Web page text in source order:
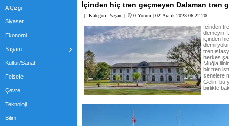
A Çizgi
Siyaset
Ekonomi
Yaşam
Kültür/Sanat
Felsefe
Çevre
Teknoloji
Bilim
İçinden hiç tren geçmeyen Dalaman tren
Kategori: Yaşam | 0 Yorum | 02 Aralık 2023 06:22:20
İçinden
demeyin;
içinden
tren
herkes
Muğla
bir tren
senelere
Gelin, bu
birlikte